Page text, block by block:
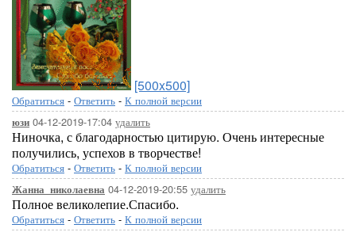
[500x500]
Обратиться - Ответить - К полной версии
юзи 04-12-2019-17:04 удалить
Ниночка, с благодарностью цитирую. Очень интересные
получились, успехов в творчестве!
Обратиться - Ответить - К полной версии
Жанна_николаевна 04-12-2019-20:55 удалить
Полное великолепие.Спасибо.
Обратиться - Ответить - К полной версии